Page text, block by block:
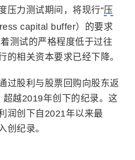
压力测试期间，将现行“压
capital buffer）的要求
测试的严格程度低于过往
的相关资本要求已经下降。
过股利与股票回购向股东返
越2019年创下的纪录。这
润创下自2021年以来最
创纪录。